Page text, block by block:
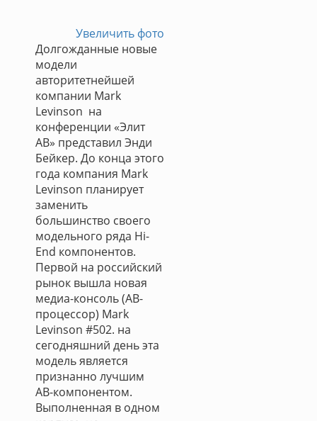
Увеличить фото
Долгожданные новые
модели
авторитетнейшей
компании Mark
Levinson на
конференции «Элит
АВ» представил Энди
Бейкер. До конца этого
года компания Mark
Levinson планирует
заменить
большинство своего
модельного ряда Hi-
End компонентов.
Первой на российский
рынок вышла новая
медиа-консоль (АВ-
процессор) Mark
Levinson #502. на
сегодняшний день эта
модель является
признанно лучшим
АВ-компонентом.
Выполненная в одном